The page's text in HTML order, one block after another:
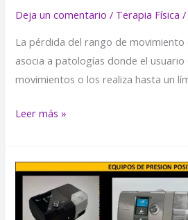
Deja un comentario / Terapia Física
La pérdida del rango de movimiento
asocia a patologías donde el
movimientos o los realiza hasta un
Leer más »
GUÍA
USO